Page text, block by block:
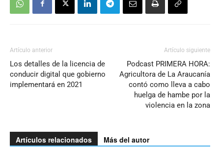
Artículo anterior
Los detalles de la licencia de
conducir digital que gobierno
implementará en 2021
Artículo siguiente
Podcast PRIMERA HORA:
Agricultora de La Araucanía
contó como lleva a cabo
huelga de hambe por la
violencia en la zona
Artículos relacionados Más del autor